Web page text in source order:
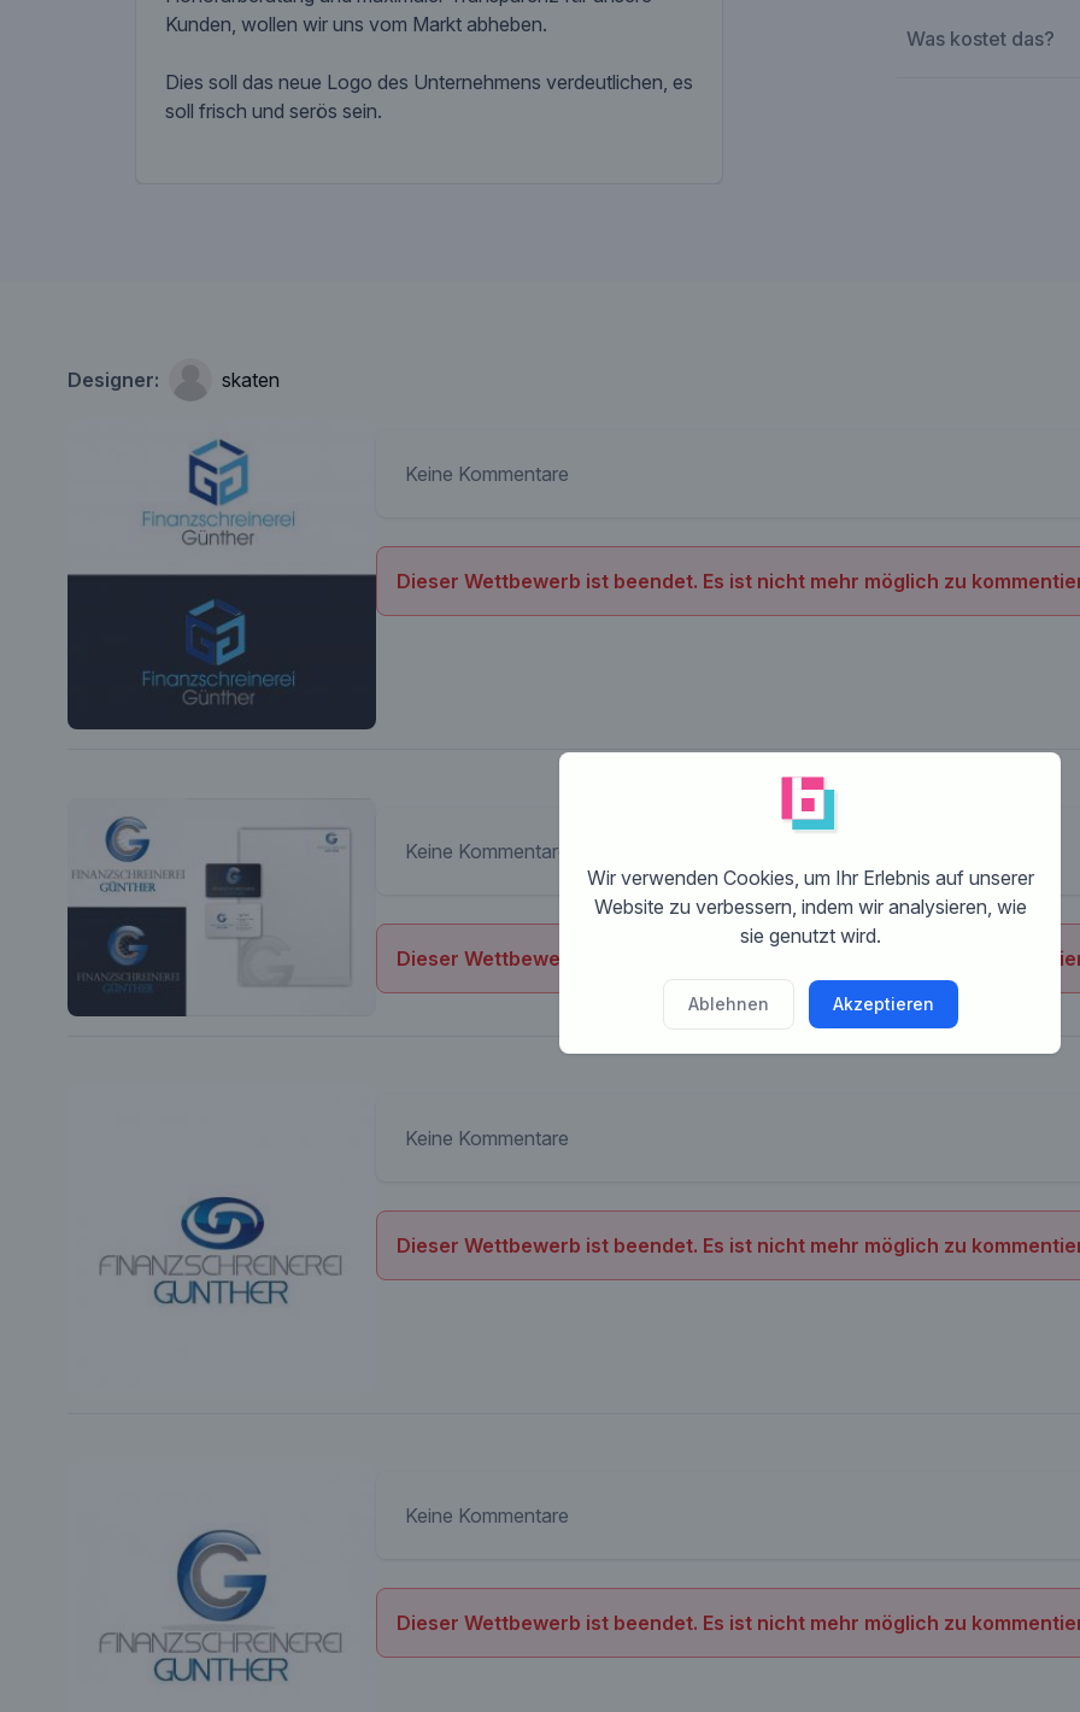
Kunden, wollen wir uns vom Markt abheben.
Dies soll das neue Logo des Unternehmens verdeutlichen, es
soll frisch und serös sein.
Was kostet das?
Designer: skaten
Keine Kommentare
Dieser Wettbewerb ist beendet. Es ist nicht mehr möglich zu
Keine Kommentare
Dieser Wettbewerb ist beendet. Es ist nicht mehr möglich zu
Keine Kommentare
Dieser Wettbewerb ist beendet. Es ist nicht mehr möglich zu
Keine Kommentare
Dieser Wettbewerb ist beendet. Es ist nicht mehr möglich zu
Wir verwenden Cookies, um Ihr Erlebnis auf unserer
Website zu verbessern, indem wir analysieren, wie
sie genutzt wird.
Ablehnen Akzeptieren